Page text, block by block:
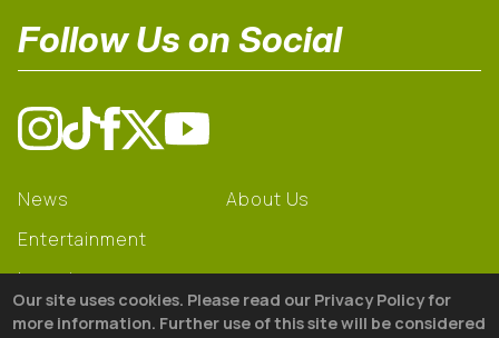
Follow Us on Social
News
Entertainment
Learning
Gear
About Us
Our site uses cookies. Please read our Privacy Policy for
more information. Further use of this site will be considered